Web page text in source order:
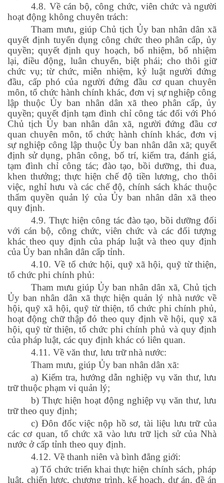
4.8. Về cán bộ, công chức, viên chức và người
hoạt động không chuyên trách:
Tham mưu, giúp Chủ tịch Ủy ban nhân dân xã
quyết định tuyển dụng công chức theo phân cấp, ủy
quyền; quyết định quy hoạch, bổ nhiệm, bổ nhiệm
lại, điều động, luân chuyển, biệt phái; cho thôi giữ
chức vụ; từ chức, miễn nhiệm, kỷ luật người đứng
đầu, cấp phó của người đứng đầu cơ quan chuyên
môn, tổ chức hành chính khác, đơn vị sự nghiệp công
lập thuộc Ủy ban nhân dân xã theo phân cấp, ủy
quyền; quyết định tạm đình chỉ công tác đối với Phó
Chủ tịch Ủy ban nhân dân xã, người đứng đầu cơ
quan chuyên môn, tổ chức hành chính khác, đơn vị
sự nghiệp công lập thuộc Ủy ban nhân dân xã; quyết
định sử dụng, phân công, bố trí, kiểm tra, đánh giá,
tạm đình chỉ công tác; đào tạo, bồi dưỡng, thi đua,
khen thưởng; thực hiện chế độ tiền lương, cho thôi
việc, nghỉ hưu và các chế độ, chính sách khác thuộc
thẩm quyền quản lý của Ủy ban nhân dân xã theo
quy định.
4.9. Thực hiện công tác đào tạo, bồi dưỡng đối
với cán bộ, công chức, viên chức và các đối tượng
khác theo quy định của pháp luật và theo quy định
của Ủy ban nhân dân cấp tỉnh.
4.10. Về tổ chức hội, quỹ xã hội, quỹ từ thiện,
tổ chức phi chính phủ:
Tham mưu giúp Ủy ban nhân dân xã, Chủ tịch
Ủy ban nhân dân xã thực hiện quản lý nhà nước về
hội, quỹ xã hội, quỹ từ thiện, tổ chức phi chính phủ,
hoạt động chữ thập đỏ theo quy định về hội, quỹ xã
hội, quỹ từ thiện, tổ chức phi chính phủ và quy định
của pháp luật, các quy định khác có liên quan.
4.11. Về văn thư, lưu trữ nhà nước:
Tham mưu, giúp Ủy ban nhân dân xã:
a) Kiểm tra, hướng dẫn nghiệp vụ văn thư, lưu
trữ thuộc phạm vi quản lý;
b) Thực hiện hoạt động nghiệp vụ văn thư, lưu
trữ theo quy định;
c) Đôn đốc việc nộp hồ sơ, tài liệu lưu trữ của
các cơ quan, tổ chức xã vào lưu trữ lịch sử của Nhà
nước ở cấp tỉnh theo quy định.
4.12. Về thanh niên và bình đẳng giới:
a) Tổ chức triển khai thực hiện chính sách, pháp
luật, chiến lược, chương trình, kế hoạch, dự án, đề án